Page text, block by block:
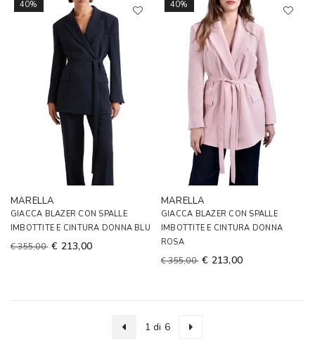
40%
MARELLA
GIACCA BLAZER CON SPALLE
IMBOTTITE E CINTURA DONNA BLU
€ 355,00 € 213,00
40%
MARELLA
GIACCA BLAZER CON SPALLE
IMBOTTITE E CINTURA DONNA
ROSA
€ 355,00 € 213,00
1 di 6